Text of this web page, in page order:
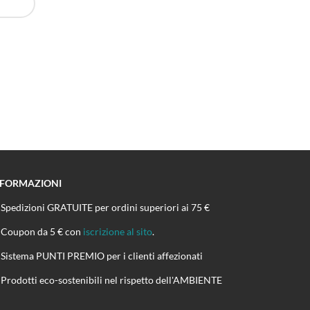
Spedizioni GRATUITE per ordini superiori ai 75 €
Coupon da 5 € con iscrizione al sito.
Sistema PUNTI PREMIO per i clienti affezionati
Prodotti eco-sostenibili nel rispetto dell'AMBIENTE